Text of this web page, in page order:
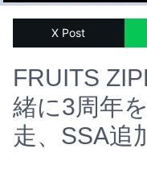
X Post
FRUITS
緒に3周年
走、SSA追